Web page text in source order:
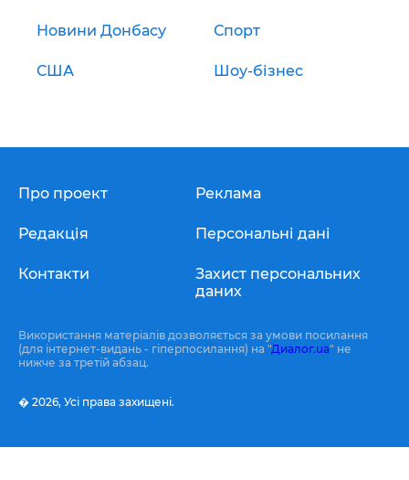
Новини Донбасу Спорт
США Шоу-бізнес
Про проект
Редакція
Контакти
Реклама
Персональні дані
Захист персональних
даних
Використання матеріалів дозволяється за умови посилання
(для інтернет-видань - гіперпосилання) на "Диалог.ua" не
нижче за третій абзац.
� 2026, Усі права захищені.